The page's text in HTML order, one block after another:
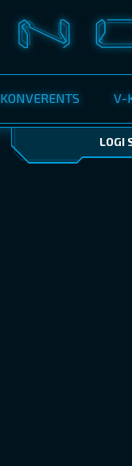
KONVERENTS V-
LOGI